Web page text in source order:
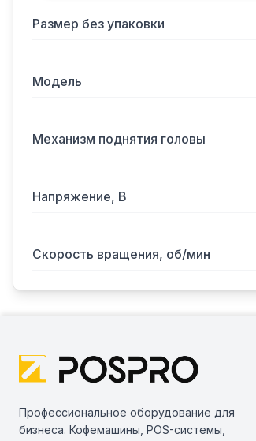
Размер без упаковки
Модель
Механизм поднятия головы
Напряжение, В
Скорость вращения, об/мин
Профессиональное оборудование для
бизнеса. Кофемашины, POS-системы,